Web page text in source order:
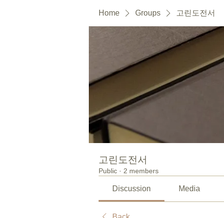
Home Groups 고린도전서
고린도전서
Public · 2 members
Discussion Media